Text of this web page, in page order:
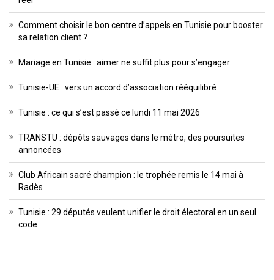
Comment choisir le bon centre d’appels en Tunisie pour booster
sa relation client ?
Mariage en Tunisie : aimer ne suffit plus pour s’engager
Tunisie-UE : vers un accord d’association rééquilibré
Tunisie : ce qui s’est passé ce lundi 11 mai 2026
TRANSTU : dépôts sauvages dans le métro, des poursuites
annoncées
Club Africain sacré champion : le trophée remis le 14 mai à
Radès
Tunisie : 29 députés veulent unifier le droit électoral en un seul
code